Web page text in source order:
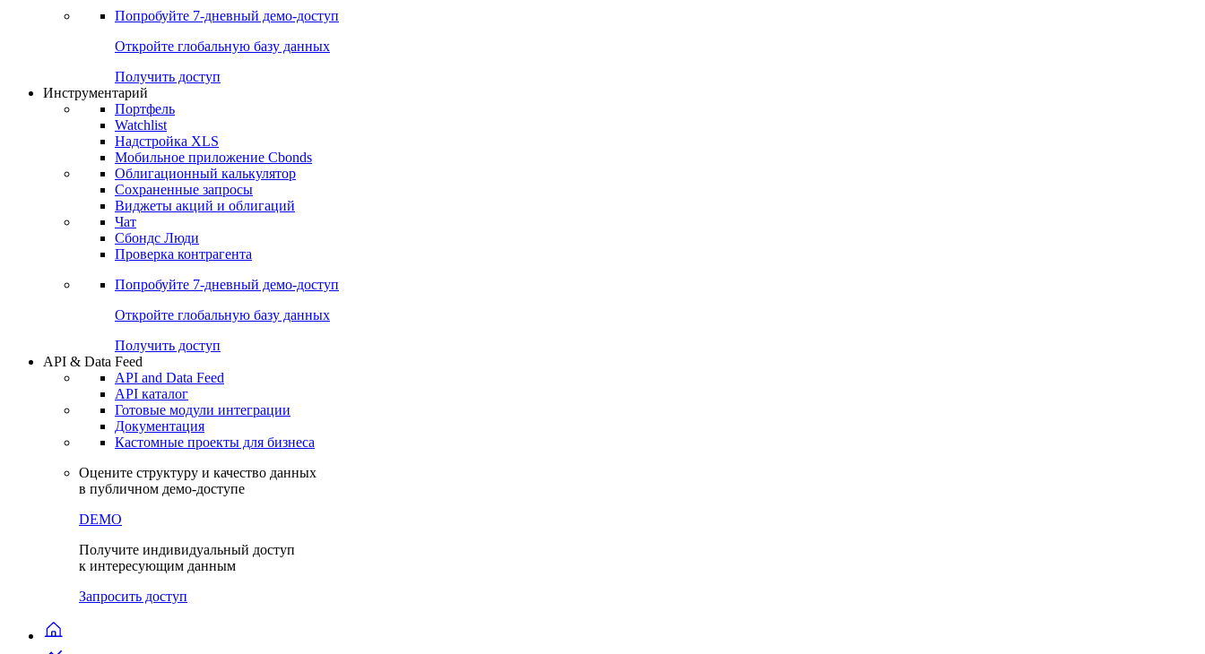
Прогнозы
Консенсус-прогнозы по отчетности
Консенсусы
Попробуйте7-дневный
Откройте глобальную базу данных
Получить доступ
Инструментарий
Портфель
Watchlist
Надстройка XLS
Мобильное приложение Cbonds
Облигационный калькулятор
Сохраненные запросы
Виджеты акций и облигаций
Чат
Сбондс Люди
Проверка контрагента
Попробуйте7-дневный
Откройте глобальную базу данных
Получить доступ
API & Data Feed
API and Data Feed
API каталог
Документация
Кастомные проекты для бизнеса
Оцените структуру и качество данных
в публичном демо-доступе
DEMO
Получите индивидуальный доступ